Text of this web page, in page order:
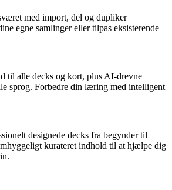
med import, del og dupliker
egne samlinger eller tilpas eksisterende
til alle decks og kort, plus AI-drevne
sprog. Forbedre din læring med intelligent
designede decks fra begynder til
kurateret indhold til at hjælpe dig